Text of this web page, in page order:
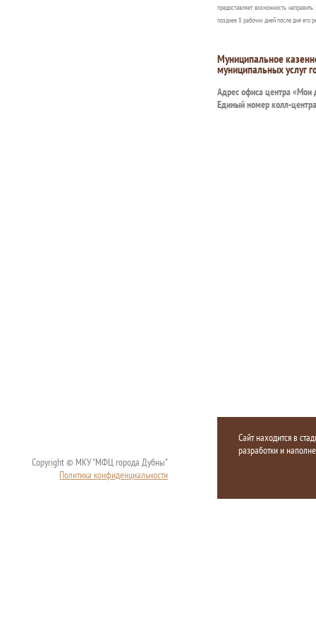
предоставляет возможность
позднее 8 рабочих дней после дня его
Муниципальное
муниципальных услуг
Адрес офиса центра «Мои
Единый номер колл-
Copyright © МКУ "МФЦ города Дубны"
Политика конфиденциальности
Сайт находится в
разработки и